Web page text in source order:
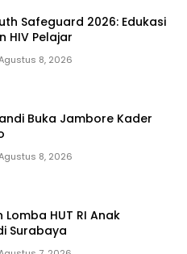
Safeguard 2026: Edukasi
HIV Pelajar
8, 2026
Buka Jambore Kader
8, 2026
Lomba HUT RI Anak
Surabaya